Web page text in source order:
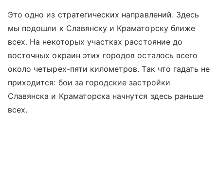
Это одно из стратегических направлений. Здесь
мы подошли к Славянску и Краматорску ближе
всех. На некоторых участках расстояние до
восточных окраин этих городов осталось всего
около четырех-пяти километров. Так что гадать не
приходится: бои за городские застройки
Славянска и Краматорска начнутся здесь раньше
всех.